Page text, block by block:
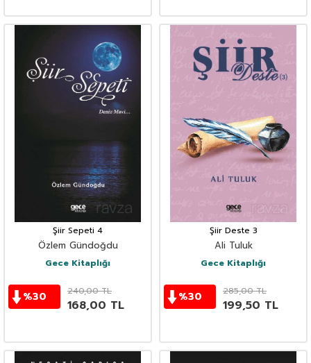
Şiir Sepeti 4
Özlem Gündoğdu
Gece Kitaplığı
%30 240,00TL
168,00 TL
Şiir Deste 3
Ali Tuluk
Gece Kitaplığı
%30 285,00TL
199,50 TL